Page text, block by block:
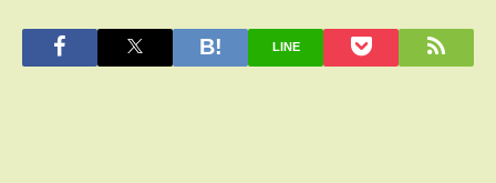
LINE